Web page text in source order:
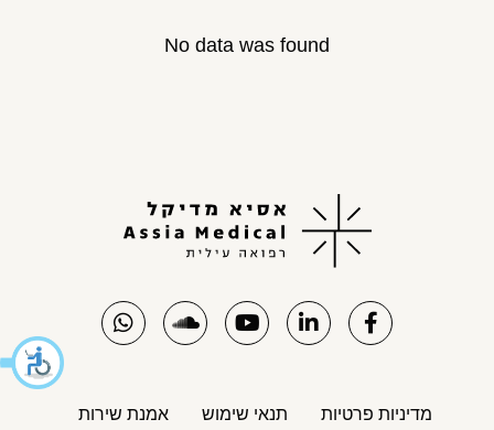
No data was found
מדיניות פרטיות תנאי שימוש אמנת שירות